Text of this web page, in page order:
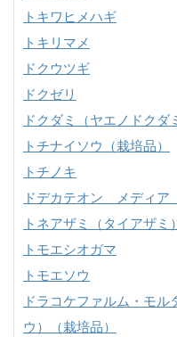
トキワヒメハギ
トキリマメ
ドクウツギ
ドクゼリ
ドクダミ（ヤエノドクダ
トチナイソウ（栽培品）
トチノキ
ドデカテオン メディア
トネアザミ（タイアザミ）
トモエシオガマ
トモエソウ
ドラコケファルム・モ
ウ）（栽培品）